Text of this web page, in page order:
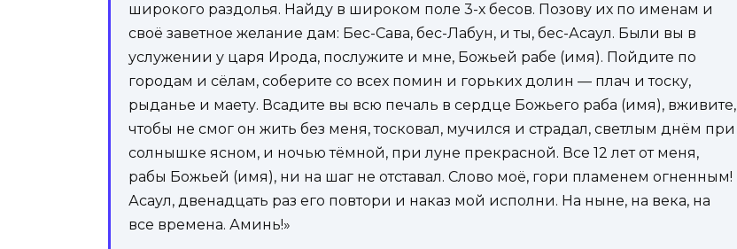
широкого раздолья. Найду в широком поле 3-х бесов. Позову их по именам и
своё заветное желание дам: Бес-Сава, бес-Лабун, и ты, бес-Асаул. Были вы в
услужении у царя Ирода, послужите и мне, Божьей рабе (имя). Пойдите по
городам и сёлам, соберите со всех помин и горьких долин — плач и тоску,
рыданье и маету. Всадите вы всю печаль в сердце Божьего раба (имя), вживите,
чтобы не смог он жить без меня, тосковал, мучился и страдал, светлым днём при
солнышке ясном, и ночью тёмной, при луне прекрасной. Все 12 лет от меня,
рабы Божьей (имя), ни на шаг не отставал. Слово моё, гори пламенем огненным!
Асаул, двенадцать раз его повтори и наказ мой исполни. На ныне, на века, на
все времена. Аминь!»